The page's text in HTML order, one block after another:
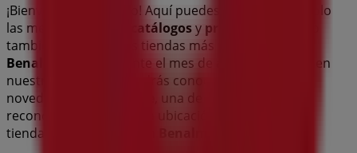
¡Bienvenido a Tiendeo! Aquí puedes encontrar no solo
las mejores
catálogosy promociones
también descubrir las tiendas más populares en
Benalmádena
. Durante el mes de
, en
nuestra plataforma podrás conocer las últimas
novedades de
, una de las marcas más
reconocidas, así como la ubicación y detalles de las
tiendas más cercanas en